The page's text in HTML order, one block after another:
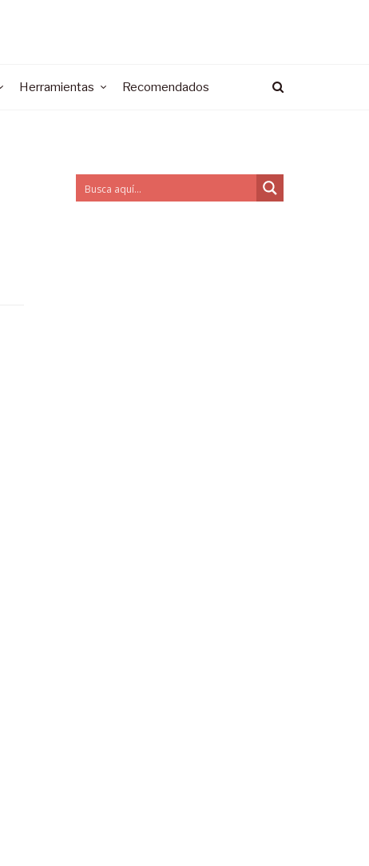
Herramientas Recomendados